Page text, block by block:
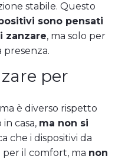
stabile. Questo
sono pensati
zanzare, ma solo per
per
è diverso rispetto
casa, ma non si
che i dispositivi da
per il comfort, ma non